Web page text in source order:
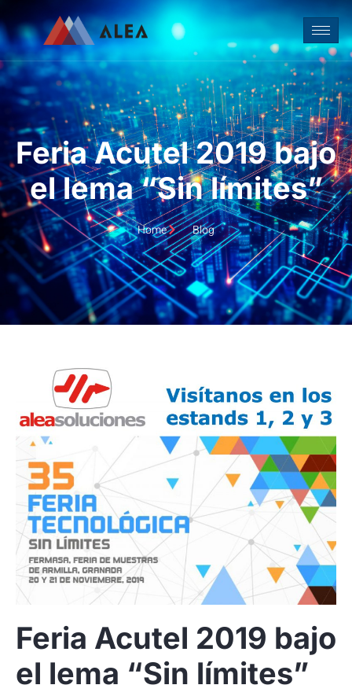
Feria Acutel 2019 bajo
el lema “Sin límites”
Home Blog
Feria Acutel 2019 bajo
el lema “Sin límites”